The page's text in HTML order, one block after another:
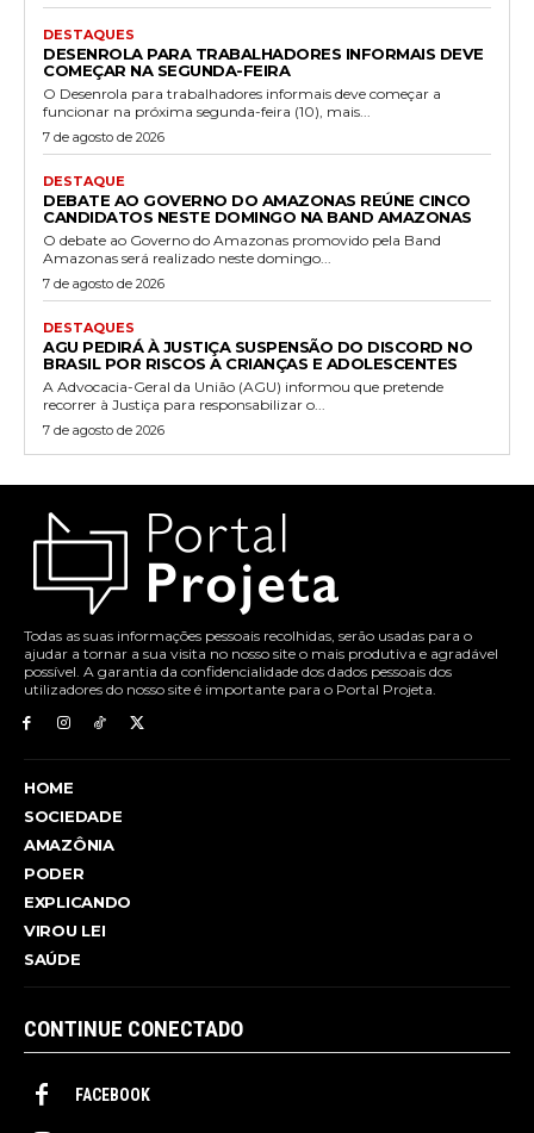
DESTAQUES
DESENROLA PARA TRABALHADORES INFORMAIS DEVE
COMEÇAR NA SEGUNDA-FEIRA
O Desenrola para trabalhadores informais deve começar a
funcionar na próxima segunda-feira (10), mais...
7 de agosto de 2026
DESTAQUE
DEBATE AO GOVERNO DO AMAZONAS REÚNE CINCO
CANDIDATOS NESTE DOMINGO NA BAND AMAZONAS
O debate ao Governo do Amazonas promovido pela Band
Amazonas será realizado neste domingo...
7 de agosto de 2026
DESTAQUES
AGU PEDIRÁ À JUSTIÇA SUSPENSÃO DO DISCORD NO
BRASIL POR RISCOS A CRIANÇAS E ADOLESCENTES
A Advocacia-Geral da União (AGU) informou que pretende
recorrer à Justiça para responsabilizar o...
7 de agosto de 2026
Todas as suas informações pessoais recolhidas, serão usadas para o
ajudar a tornar a sua visita no nosso site o mais produtiva e agradável
possível. A garantia da confidencialidade dos dados pessoais dos
utilizadores do nosso site é importante para o Portal Projeta.
HOME
SOCIEDADE
AMAZÔNIA
PODER
EXPLICANDO
VIROU LEI
SAÚDE
CONTINUE CONECTADO
FACEBOOK